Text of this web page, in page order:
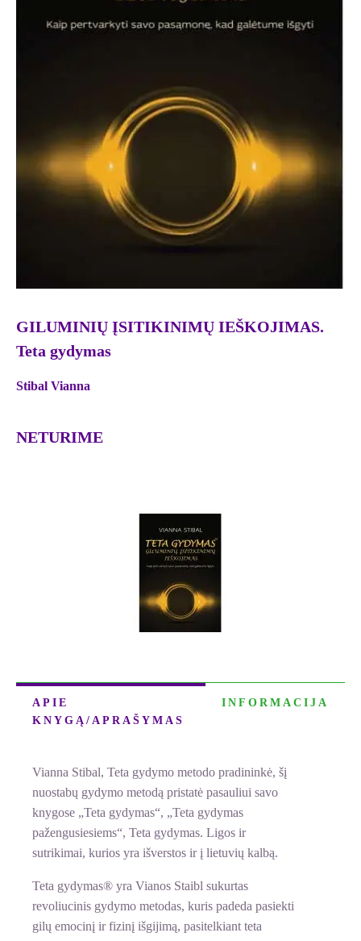
GILUMINIŲ ĮSITIKINIMŲ IEŠKOJIMAS.
Teta gydymas
Stibal Vianna
NETURIME
APIE
KNYGĄ/APRAŠYMAS
INFORMACIJA
Vianna Stibal, Teta gydymo metodo pradininkė, šį
nuostabų gydymo metodą pristatė pasauliui savo
knygose „Teta gydymas“, „Teta gydymas
pažengusiesiems“, Teta gydymas. Ligos ir
sutrikimai, kurios yra išverstos ir į lietuvių kalbą.
Teta gydymas® yra Vianos Staibl sukurtas
revoliucinis gydymo metodas, kuris padeda pasiekti
gilų emocinį ir fizinį išgijimą, pasitelkiant teta